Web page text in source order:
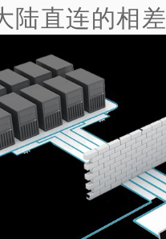
陆直连的相差